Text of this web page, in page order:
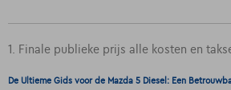
1. Finale publieke prijs alle kosten en
De Ultieme Gids voor de Mazda 5 Diesel: Een